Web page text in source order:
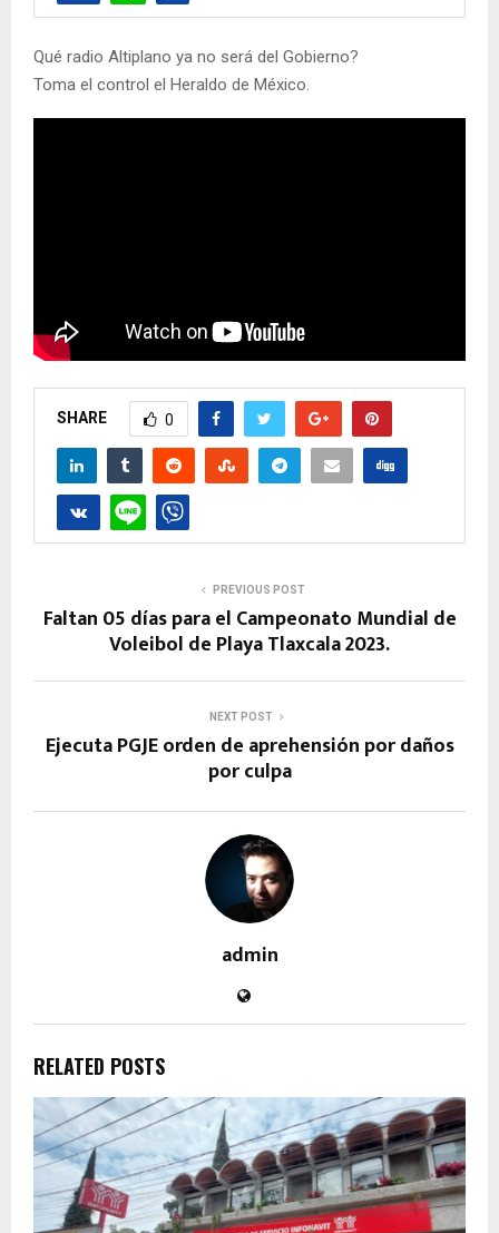
Qué radio Altiplano ya no será del Gobierno?
Toma el control el Heraldo de México.
SHARE 0
PREVIOUS POST
Faltan 05 días para el Campeonato Mundial de
Voleibol de Playa Tlaxcala 2023.
NEXT POST
Ejecuta PGJE orden de aprehensión por daños
por culpa
admin
RELATED POSTS